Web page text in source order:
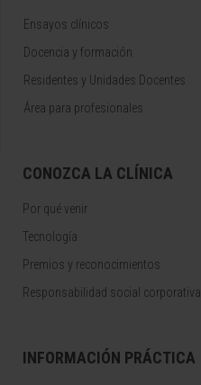
Ensayos clínicos
Docencia y formación
Residentes y Unidades Docentes
Área para profesionales
CONOZCA LA CLÍNICA
Por qué venir
Tecnología
Premios y reconocimientos
Responsabilidad social corporativa
INFORMACIÓN PRÁCTICA